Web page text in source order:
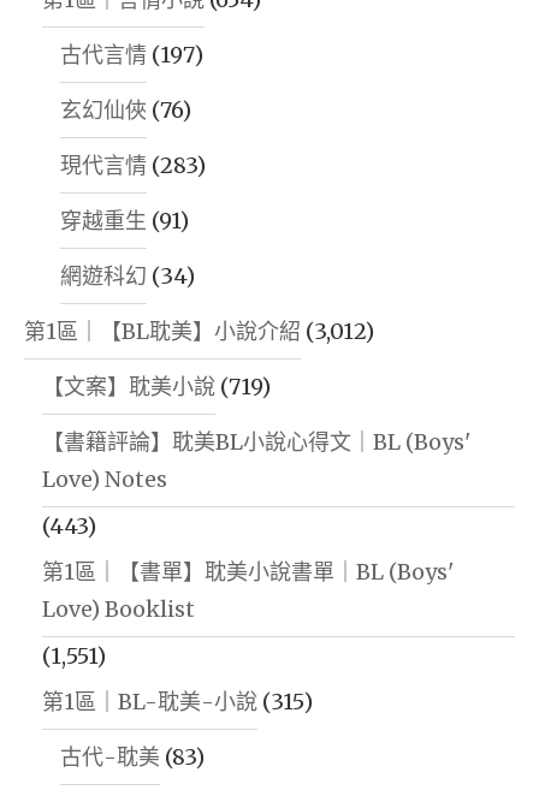
古代言情 (197)
玄幻仙俠 (76)
現代言情 (283)
穿越重生 (91)
網遊科幻 (34)
第1區｜【BL耽美】小說介紹 (3,012)
【文案】耽美小說 (719)
【書籍評論】耽美BL小說心得文｜BL (Boys'
Love) Notes
(443)
第1區｜【書單】耽美小說書單｜BL (Boys'
Love) Booklist
(1,551)
第1區｜BL-耽美-小說 (315)
古代-耽美 (83)